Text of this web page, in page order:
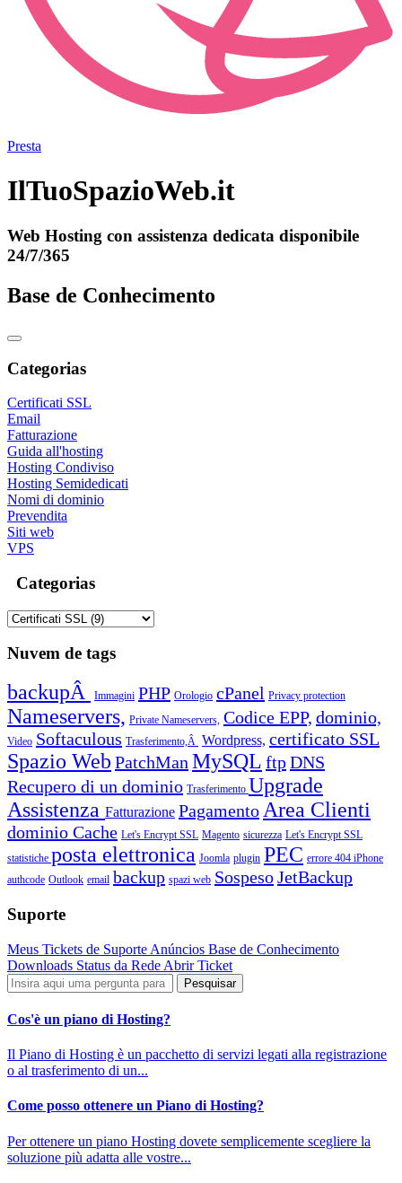
Presta
IlTuoSpazioWeb.it
Web Hosting con assistenza dedicata disponibile
24/7/365
Base de Conhecimento
Categorias
Certificati SSL
Email
Fatturazione
Guida all'hosting
Hosting Condiviso
Hosting Semidedicati
Nomi di dominio
Prevendita
Siti web
VPS
Categorias
Nuvem de tags
backupÂ Immagini PHP Orologio cPanel Privacy protection
Nameservers, Private Nameservers, Codice EPP, dominio,
Video Softaculous Trasferimento,Â Wordpress, certificato SSL
Spazio Web PatchMan MySQL ftpDNS
Recupero di un dominio Trasferimento Upgrade
Assistenza Fatturazione Pagamento Area Clienti
dominio Cache Let's Encrypt SSL Magento sicurezza Let's Encrypt SSL
statistiche posta elettronica Joomla plugin PEC errore 404 iPhone
authcode Outlook email backup spazi web SospesoJetBackup
Suporte
Meus Tickets de Suporte Anúncios Base de Conhecimento
Downloads Status da Rede Abrir Ticket
Cos'è un piano di Hosting?
Il Piano di Hosting è un pacchetto di servizi legati alla registrazione
o al trasferimento di un...
Come posso ottenere un Piano di Hosting?
Per ottenere un piano Hosting dovete semplicemente scegliere la
soluzione più adatta alle vostre...